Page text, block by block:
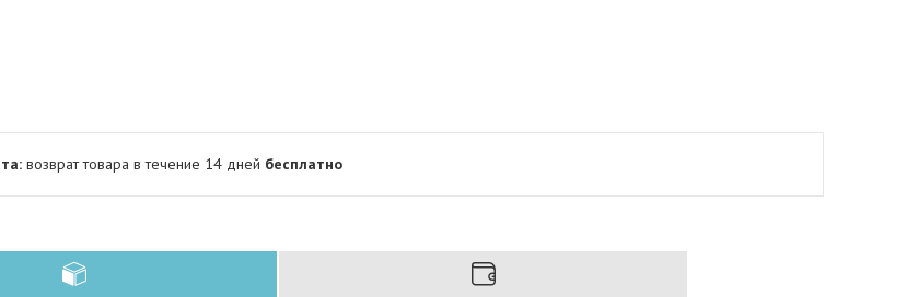
возврат товара в течение 14 дней бесплатно